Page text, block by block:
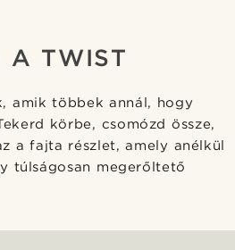
A TWIST
amik többek annál, hogy
körbe, csomózd össze,
a fajta részlet, amely anélkül
túlságosan megerőltető